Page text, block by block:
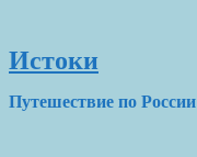
Истоки
Путешествие по России